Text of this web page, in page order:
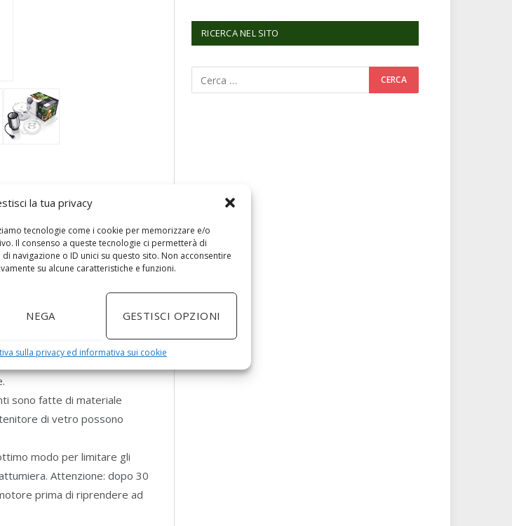
la tua privacy
tecnologie come i cookie per memorizzare e/o
Il consenso a queste tecnologie ci permetterà di
navigazione o ID unici su questo sito. Non acconsentire
su alcune caratteristiche e funzioni.
NEGA GESTISCI OPZIONI
sulla privacy ed informativa sui cookie
a varie altezze, il
e la frutta secca,
erbe aromatiche. Potente,
303934
materiale da utilizzare per
Potranno essere
e crude, carne, pesce, e
per polpette
grandi pulsanti posti sulla
morbidi come frutta, aglio e
sono fatte di materiale
di vetro possono
modo per limitare gli
Attenzione: dopo 30
prima di riprendere ad
RICERCA NEL SITO